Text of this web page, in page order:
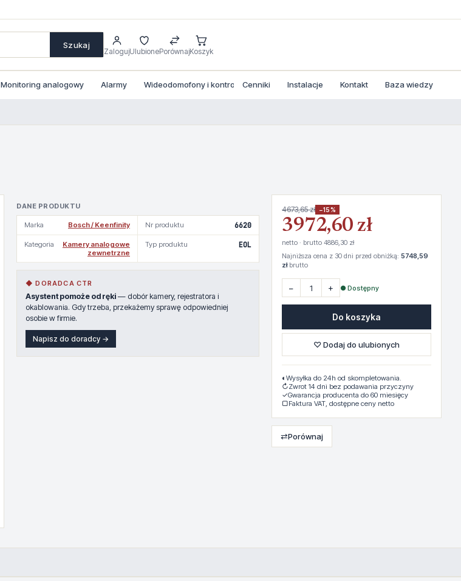
Szukaj
ZalogujUlubionePorównajKoszyk
Monitoring analogowy Alarmy Wideodomofony i kontrola dostepu
Cenniki Instalacje Kontakt Baza wiedzy
DANE PRODUKTU
Marka Bosch / Keenfinity Nr produktu 6620
Kategoria
Kamery analogowe
zewnetrzne
Typ produktu EOL
◆ DORADCA CTR
Asystent pomoże od ręki — dobór kamery, rejestratora i
okablowania. Gdy trzeba, przekażemy sprawę odpowiedniej
osobie w firmie.
Napisz do doradcy →
4673,65 zł −15%
3972,60 zł
netto · brutto 4886,30 zł
Najniższa cena z 30 dni przed obniżką: 5748,59
złbrutto
− + ● Dostępny
Do koszyka
♡ Dodaj do ulubionych
◐ Wysyłka do 24h od skompletowania.
↻Zwrot 14 dni bez podawania przyczyny
✓Gwarancja producenta do 60 miesięcy
▢Faktura VAT, dostępne ceny netto
⇄Porównaj